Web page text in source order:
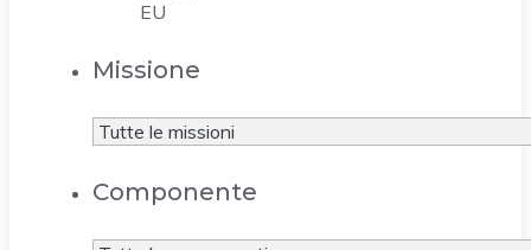
EU
Missione
Componente